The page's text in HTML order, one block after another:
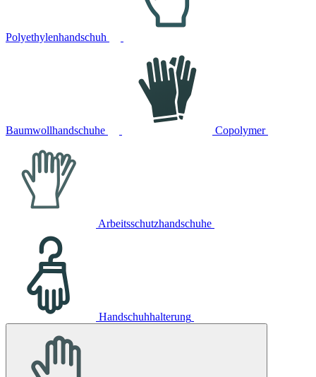
Polyethylenhandschuh
Baumwollhandschuhe Copolymer
Arbeitsschutzhandschuhe
Handschuhhalterung